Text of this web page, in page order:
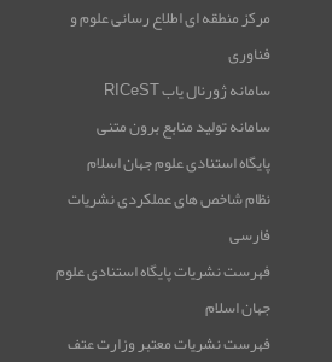
مرکز منطقه ای اطلاع رسانی علوم و
فناوری
سامانه ژورنال یاب RICeST
سامانه تولید منابع برون متنی
پایگاه استنادی علوم جهان اسلام
نظام شاخص های عملکردی نشریات
فارسی
فهرست نشریات پایگاه استنادی علوم
جهان اسلام
فهرست نشریات معتبر وزارت عتف